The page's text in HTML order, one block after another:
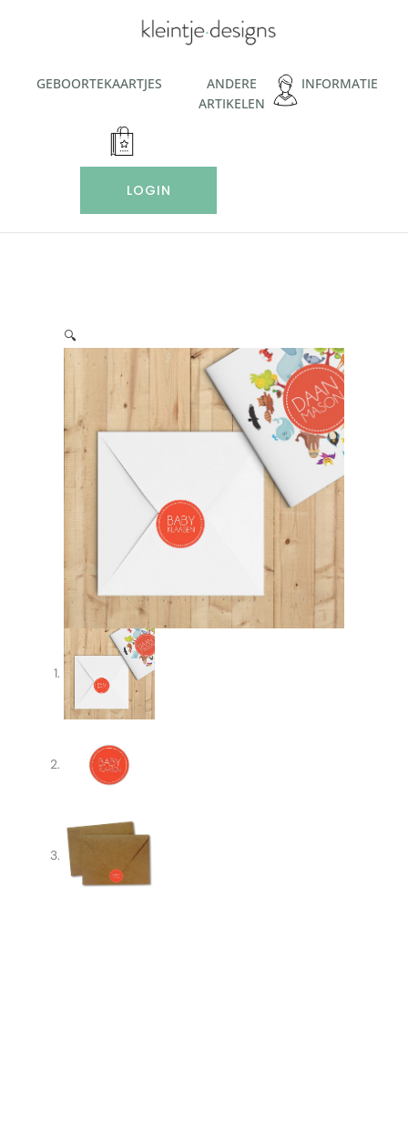
inhoudGEBOORTEKAARTJES
ANDERE
ARTIKELEN
INFORMATIE
LOGIN
🔍